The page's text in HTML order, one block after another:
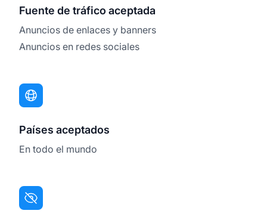
Fuente de tráfico aceptada
Anuncios de enlaces y banners
Anuncios en redes sociales
Países aceptados
En todo el mundo